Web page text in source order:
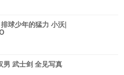
球少年的猛力 小沃|
男 武士剑 全见写真